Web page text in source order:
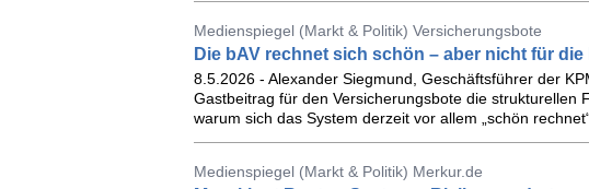
Medienspiegel (Markt & Politik) Versicherungsbote
Die bAV rechnet sich schön – aber nicht für
8.5.2026 - Alexander Siegmund, Geschäftsführer der
Gastbeitrag für den Versicherungsbote die strukturellen
warum sich das System derzeit vor allem „schön
Medienspiegel (Markt & Politik) Merkur.de